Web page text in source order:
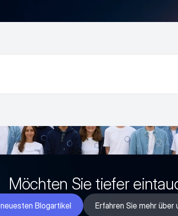
Möchten Sie tiefer
Blogartikel Erfahren Sie mehr